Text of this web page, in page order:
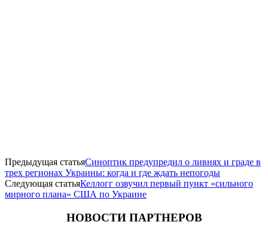
Предыдущая статьяСиноптик предупредил о ливнях и граде в
трех регионах Украины: когда и где ждать непогоды
Следующая статьяКеллогг озвучил первый пункт «сильного
мирного плана» США по Украине
НОВОСТИ ПАРТНЕРОВ